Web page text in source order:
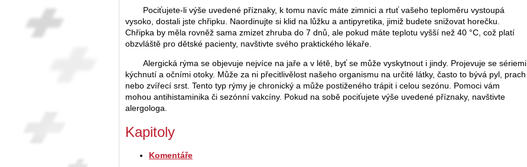
Pociťujete-li výše uvedené příznaky, k tomu navíc máte zimnici a rtuť vašeho teploměru vystoupá
vysoko, dostali jste chřipku. Naordinujte si klid na lůžku a antipyretika, jimiž budete snižovat horečku.
Chřipka by měla rovněž sama zmizet zhruba do 7 dnů, ale pokud máte teplotu vyšší než 40 °C, což platí
obzvláště pro dětské pacienty, navštivte svého praktického lékaře.
Alergická rýma se objevuje nejvíce na jaře a v létě, byť se může vyskytnout i jindy. Projevuje se sériemi
kýchnutí a očními otoky. Může za ni přecitlivělost našeho organismu na určité látky, často to bývá pyl, prach
nebo zvířecí srst. Tento typ rýmy je chronický a může postiženého trápit i celou sezónu. Pomoci vám
mohou antihistaminika či sezónní vakcíny. Pokud na sobě pociťujete výše uvedené příznaky, navštivte
alergologa.
Kapitoly
Komentáře